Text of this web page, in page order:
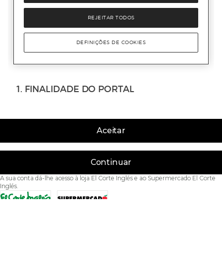
Aceitar
Continuar
A sua conta dá-lhe acesso à loja El Corte Inglés e ao Supermercado El Corte
Inglés.